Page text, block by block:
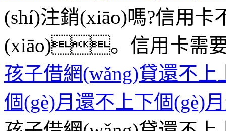
(shí)注銷(xiāo)嗎?信用卡
(xiāo)。信用卡需
孩子借網(wǎng)貸還不
個(gè)月還不上下個(gè)